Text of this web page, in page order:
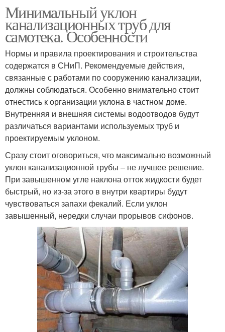
Минимальный уклон
канализационных труб для
самотека. Особенности
Нормы и правила проектирования и строительства
содержатся в СНиП. Рекомендуемые действия,
связанные с работами по сооружению канализации,
должны соблюдаться. Особенно внимательно стоит
отнестись к организации уклона в частном доме.
Внутренняя и внешняя системы водоотводов будут
различаться вариантами используемых труб и
проектируемым уклоном.
Сразу стоит оговориться, что максимально возможный
уклон канализационной трубы – не лучшее решение.
При завышенном угле наклона отток жидкости будет
быстрый, но из-за этого в внутри квартиры будут
чувствоваться запахи фекалий. Если уклон
завышенный, нередки случаи прорывов сифонов.